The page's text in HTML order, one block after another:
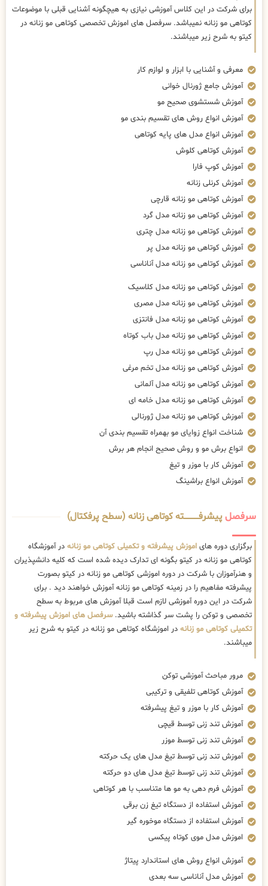
برای شرکت در این کلاس آموزشی نیازی به هیچگونه آشنایی قبلی با موضوعات
کوتاهی مو زنانه نمیباشد. سرفصل های اموزش تخصصی کوتاهی مو زنانه در
کیتو به شرح زیر میباشند.
معرفی و آشنایی با ابزار و لوازم کار
آموزش جامع ژورنال خوانی
آموزش شستشوی صحیح مو
آموزش انواع روش های تقسیم بندی مو
آموزش انواع مدل های پایه کوتاهی
آموزش کوتاهی کلوش
آموزش کوپ فارا
آموزش کرنلی زنانه
آموزش کوتاهی مو زنانه قارچی
آموزش کوتاهی مو زنانه مدل گرد
آموزش کوتاهی مو زنانه مدل چتری
آموزش کوتاهی مو زنانه مدل پر
آموزش کوتاهی مو زنانه مدل آناناسی
آموزش کوتاهی مو زنانه مدل کلاسیک
آموزش کوتاهی مو زنانه مدل مصری
آموزش کوتاهی مو زنانه مدل فانتزی
آموزش کوتاهی مو زنانه مدل باب کوتاه
آموزش کوتاهی مو زنانه مدل رپ
آموزش کوتاهی مو زنانه مدل تخم مرغی
آموزش کوتاهی مو زنانه مدل آلمانی
آموزش کوتاهی مو زنانه مدل خامه ای
آموزش کوتاهی مو زنانه مدل ژورنالی
شناخت انواع زوایای مو بهمراه تقسیم بندی آن
انواع برش مو و روش صحیح انجام هر برش
آموزش کار با موزر و تیغ
آموزش انواع براشینگ
سرفصلپیشرفــــــــــــته کوتاهی زنانه (سطح پرفکتال)
برگزاری دوره های اموزش پیشرفته و تکمیلی کوتاهی مو زنانه در آموزشگاه
کوتاهی مو زنانه در کیتو بگونه ای تدارک دیده شده است که کلیه دانشپذیران
و هنرآموزان با شرکت در دوره اموزشی کوتاهی مو زنانه در کیتو بصورت
پیشرفته مفاهیم را در زمینه کوتاهی مو زنانه آموزش خواهند دید . برای
شرکت در این دوره آموزشی لازم است قبلا آموزش های مربوط به سطح
تخصصی و توکن را پشت سر گذاشته باشید.سرفصل های اموزش پیشرفته و
تکمیلی کوتاهی مو زنانه در اموزشگاه کوتاهی مو زنانه در کیتو به شرح زیر
میباشند.
مرور مباحث آموزشی توکن
آموزش کوتاهی تلفیقی و ترکیبی
آموزش کار با موزر و تیغ پیشرفته
آموزش تند زنی توسط قیچی
آموزش تند زنی توسط موزر
آموزش تند زنی توسط تیغ مدل های یک حرکته
آموزش تند زنی توسط تیغ مدل های دو حرکته
آموزش فرم دهی به مو ها متناسب با هر کوتاهی
آموزش استفاده از دستگاه تیغ زن برقی
آموزش استفاده از دستگاه موخوره گیر
اموزش مدل موی کوتاه پیکسی
آموزش انواع روش های استاندارد پیتاژ
آموزش مدل آناناسی سه بعدی